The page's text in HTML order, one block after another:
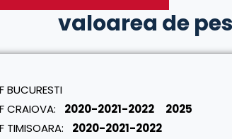
valoarea de
CRAIOVA: 2020-2021-2022
2025
: 2020-2021-2022